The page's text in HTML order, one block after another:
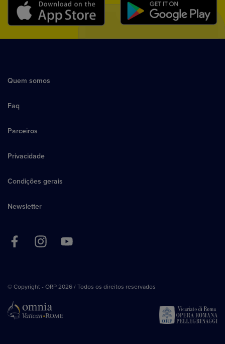
Quem somos
Faq
Parceiros
Privacidade
Condições gerais
Newsletter
© Copyright - ORP 2026 / Todos os direitos reservados